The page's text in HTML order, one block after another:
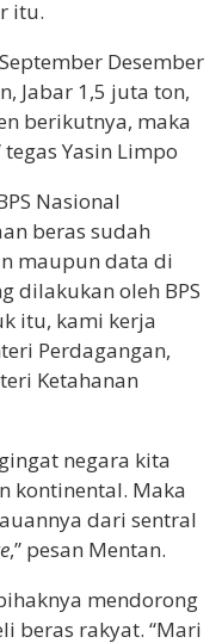
itu.
Desember
Jabar 1,5 juta ton,
berikutnya, maka
Yasin Limpo
Nasional
beras sudah
maupun data di
dilakukan oleh BPS
itu, kami kerja
Perdagangan,
Ketahanan
negara kita
kontinental. Maka
dari sentral
,” pesan Mentan.
mendorong
beras rakyat. “Mari